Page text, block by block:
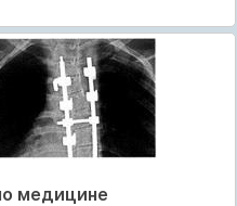
медицине